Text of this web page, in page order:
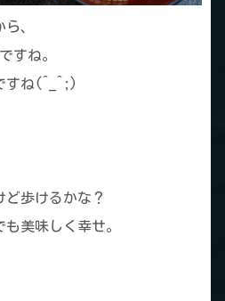
、
すね。
すね(^_^;)
歩けるかな？
美味しく幸せ。